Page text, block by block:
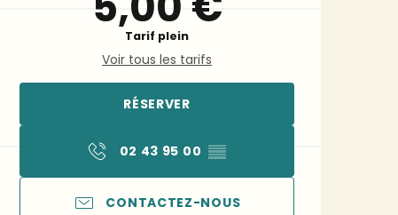
Tarif plein
Voir tous les tarifs
RÉSERVER
02 43 95 00 ▒▒
CONTACTEZ-NOUS